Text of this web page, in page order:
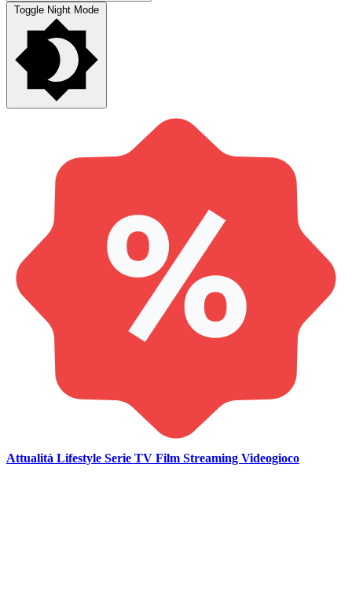
Toggle Night Mode
Attualità Lifestyle Serie TV Film Streaming Videogioco